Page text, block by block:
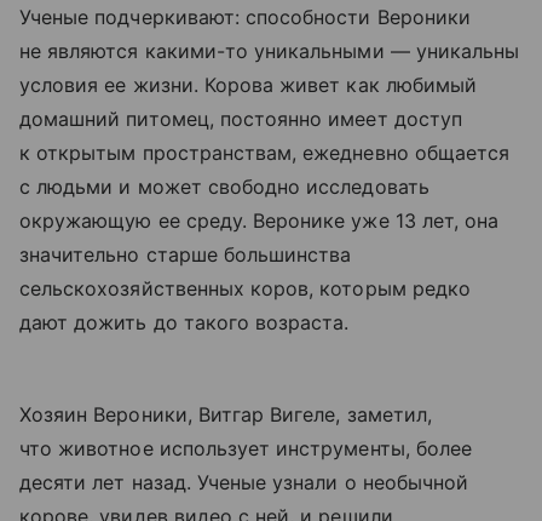
Ученые подчеркивают: способности Вероники
не являются какими-то уникальными — уникальны
условия ее жизни. Корова живет как любимый
домашний питомец, постоянно имеет доступ
к открытым пространствам, ежедневно общается
с людьми и может свободно исследовать
окружающую ее среду. Веронике уже 13 лет, она
значительно старше большинства
сельскохозяйственных коров, которым редко
дают дожить до такого возраста.
Хозяин Вероники, Витгар Вигеле, заметил,
что животное использует инструменты, более
десяти лет назад. Ученые узнали о необычной
корове, увидев видео с ней, и решили